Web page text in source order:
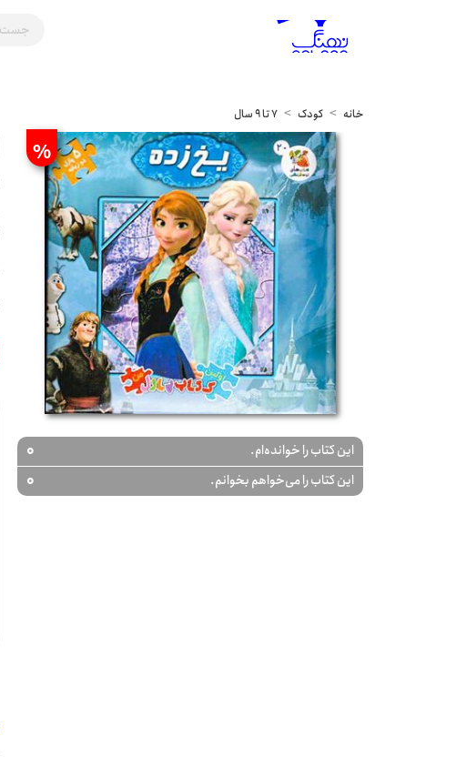
خانه کودک 7 تا 9 سال
%
این کتاب را خوانده‌ام. 0
این کتاب را می‌خواهم بخوانم. 0